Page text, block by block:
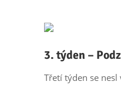
3. týden –
Třetí týden se nesl